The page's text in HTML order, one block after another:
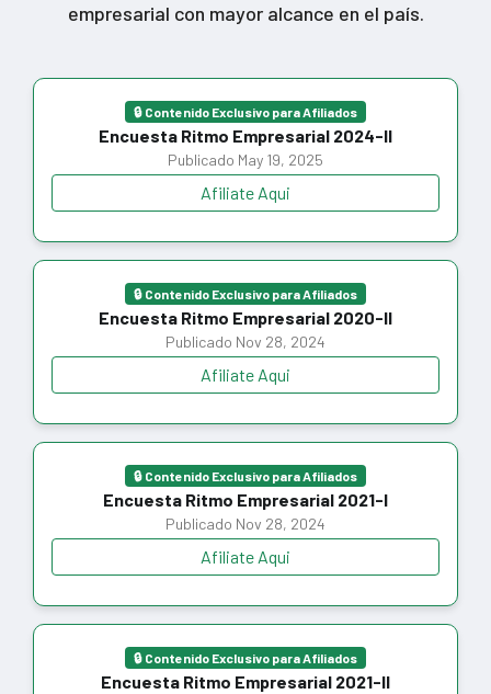
empresarial con mayor alcance en el país.
🔒 Contenido Exclusivo para Afiliados
Encuesta Ritmo Empresarial 2024-II
Publicado May 19, 2025
Afiliate Aqui
🔒 Contenido Exclusivo para Afiliados
Encuesta Ritmo Empresarial 2020-II
Publicado Nov 28, 2024
Afiliate Aqui
🔒 Contenido Exclusivo para Afiliados
Encuesta Ritmo Empresarial 2021-I
Publicado Nov 28, 2024
Afiliate Aqui
🔒 Contenido Exclusivo para Afiliados
Encuesta Ritmo Empresarial 2021-II